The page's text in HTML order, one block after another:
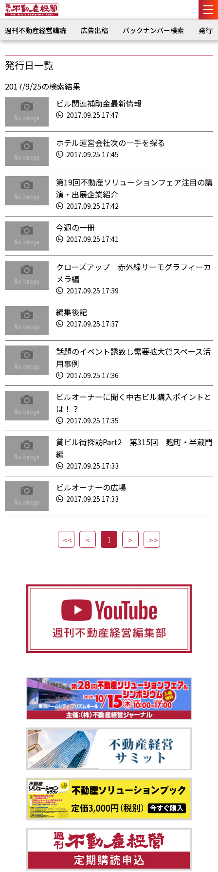
週刊不動産経営購読 広告出稿 バックナンバー検索 発行
発行日一覧
2017/9/25の検索結果
ビル関連補助金最新情報
2017.09.25 17:47
ホテル運営会社次の一手を探る
2017.09.25 17:45
第19回不動産ソリューションフェア注目の講
演・出展企業紹介
2017.09.25 17:42
今週の一冊
2017.09.25 17:41
クローズアップ 赤外線サーモグラフィーカ
メラ編
2017.09.25 17:39
編集後記
2017.09.25 17:37
話題のイベント誘致し需要拡大貸スペース活
用事例
2017.09.25 17:36
ビルオーナーに聞く中古ビル購入ポイントと
は！？
2017.09.25 17:35
貸ビル街探訪Part2 第315回 麹町・半蔵門
編
2017.09.25 17:33
ビルオーナーの広場
2017.09.25 17:33
1